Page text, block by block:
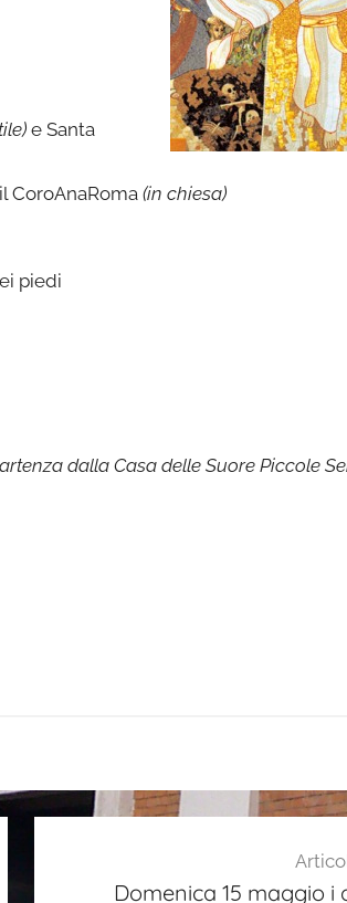
e Santa
CoroAnaRoma (in chiesa)
piedi
dalla Casa delle Suore Piccole
Domenica 15 maggio i